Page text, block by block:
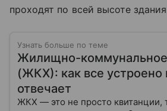
проходят по всей высоте
Узнать больше по теме
Жилищно-коммунальное
(ЖКХ): как все устроено
отвечает
ЖКХ — это не просто квитанции,